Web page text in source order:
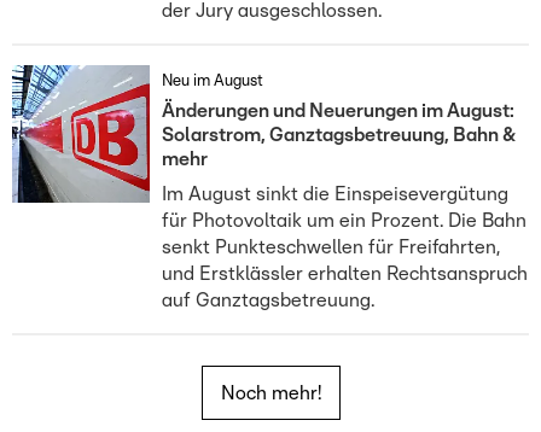
der Jury ausgeschlossen.
Neu im August
Änderungen und Neuerungen im August:
Solarstrom, Ganztagsbetreuung, Bahn &
mehr
Im August sinkt die Einspeisevergütung
für Photovoltaik um ein Prozent. Die Bahn
senkt Punkteschwellen für Freifahrten,
und Erstklässler erhalten Rechtsanspruch
auf Ganztagsbetreuung.
Noch mehr!